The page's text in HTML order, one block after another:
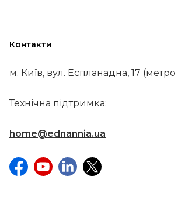
Контакти
м. Київ, вул. Еспланадна, 17
Технічна підтримка:
home@ednannia.ua